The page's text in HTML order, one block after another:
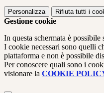
Personalizza Rifiuta tutti i
Gestione cookie
In questa schermata è
I cookie necessari sono quelli
piattaforma e non è possibile
Per conoscere quali sono i
visionare la COOKIE